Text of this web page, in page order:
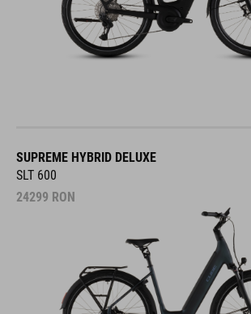
SUPREME HYBRID DELUXE
SLT 600
24299 RON